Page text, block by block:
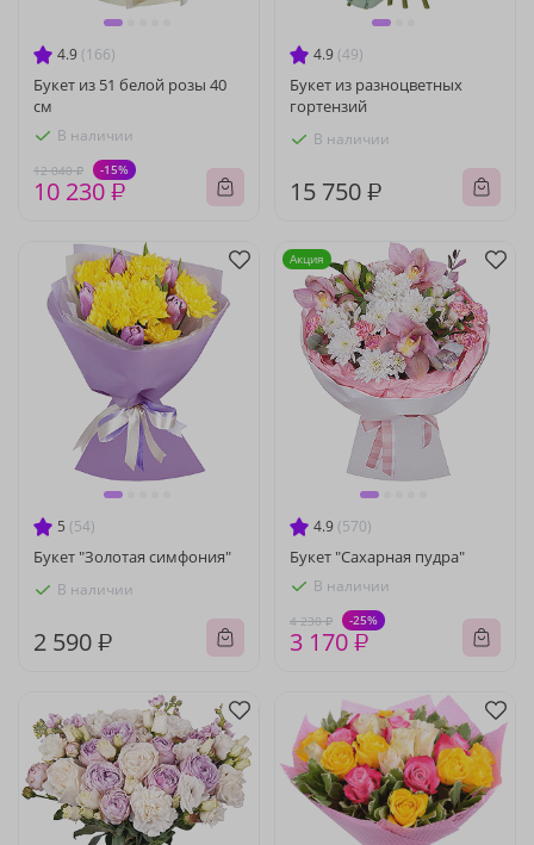
4.9 (166)
Букет из 51 белой розы 40
см
В наличии
12 040 ₽ -15%
10 230 ₽
4.9 (49)
Букет из разноцветных
гортензий
В наличии
15 750 ₽
5 (54)
Букет "Золотая симфония"
В наличии
2 590 ₽
4.9 (570)
Букет "Сахарная пудра"
В наличии
4 230 ₽ -25%
3 170 ₽
Акция